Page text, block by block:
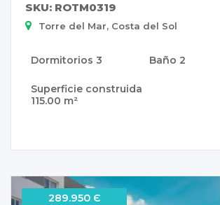
SKU: ROTM0319
Torre del Mar, Costa del Sol
Dormitorios 3 Baño 2
Superficie construida
115.00 m²
289.950 Є